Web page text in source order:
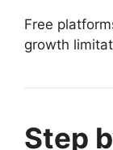
Free
growth
Step